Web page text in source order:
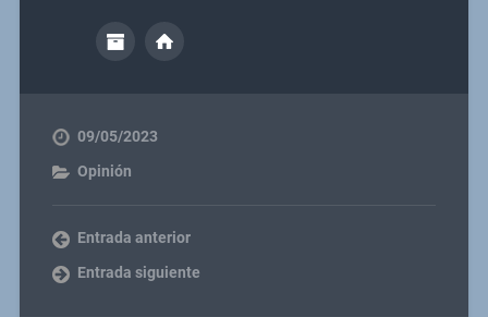
09/05/2023
Opinión
Entrada anterior
Entrada siguiente